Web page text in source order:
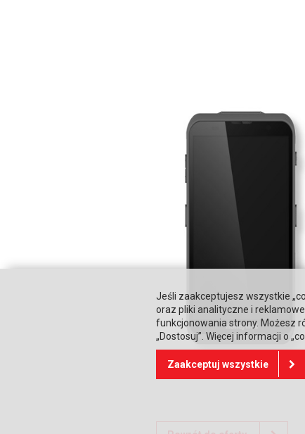
Jeśli zaakceptujesz wszystkie
oraz pliki analityczne i
funkcjonowania strony. Możesz
„Dostosuj”. Więcej informacji o
Zaakceptuj wszystkie